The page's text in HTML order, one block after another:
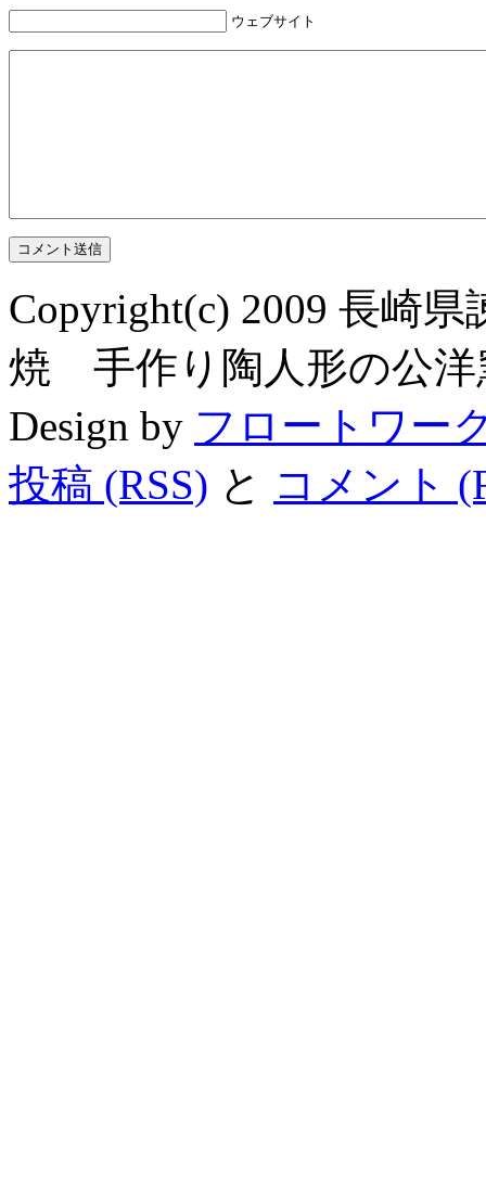
ウェブサイト
Copyright(c) 2009 長崎
焼 手作り陶人形の公洋
Design by フロートワー
投稿 (RSS) と コメント